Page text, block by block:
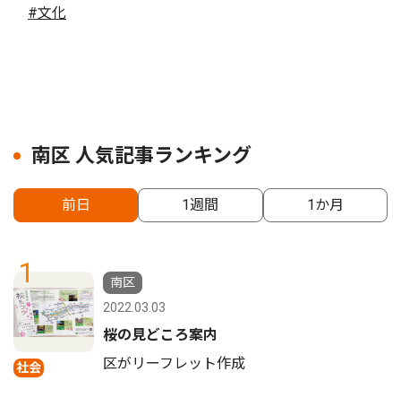
#文化
南区 人気記事ランキング
前日 1週間 1か月
1
社会
南区
2022.03.03
桜の見どころ案内
区がリーフレット作成